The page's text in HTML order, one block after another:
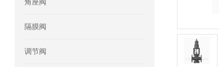
Ac-motoren交流电机3RT1026-1AC20
AC-motoren交流电机FCA 132S-4/
角座阀
隔膜阀
调节阀